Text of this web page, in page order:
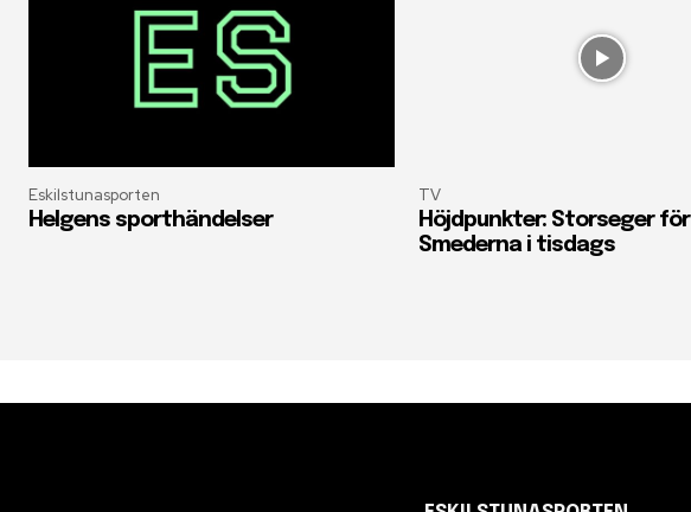
Eskilstunasporten
Helgens sporthändelser
TV
Höjdpunkter: Storseger för
Smederna i tisdags